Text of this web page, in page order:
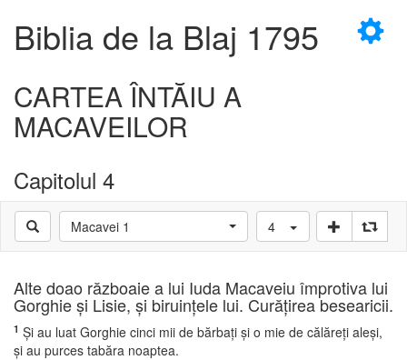
×
Biblia de la Blaj 1795
CARTEA ÎNTĂIU A
MACAVEILOR
Capitolul 4
Macavei 1 4
Alte doao războaie a lui Iuda Macaveiu împrotiva lui
Gorghie şi Lisie, şi biruinţele lui. Curăţirea besearicii.
1 Şi au luat Gorghie cinci mii de bărbaţi şi o mie de călăreţi aleşi,
şi au purces tabăra noaptea.